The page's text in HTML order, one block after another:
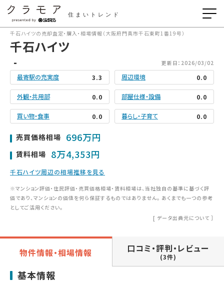
住まいトレンド
千石ハイツの売却査定・購入・相場情報（大阪府門真市千石東町1番19号）
千石ハイツ
- 更新日：2026/03/02
最寄駅の充実度 3.3 周辺環境 0.0
外観・共用部 0.0 部屋仕様・設備 0.0
買い物・食事 0.0 暮らし・子育て 0.0
売買価格相場 696万円
賃料相場 8万4,353円
千石ハイツ周辺の相場推移を見る
※マンション評価・住民評価・売買価格相場・賃料相場は、当社独自の基準に基づく評
価であり、マンションの価値を何ら保証するものではありません。 あくまでも一つの参考
としてご活用ください。
[ データ出典元について ］
物件情報・相場情報 口コミ・評判・レビュー
(3件)
基本情報